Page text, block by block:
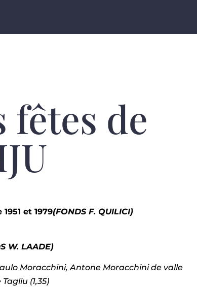
fêtes de
et 1979(FONDS F. QUILICI)
W. LAADE)
Moracchini, Antone Moracchini de valle
(1,35)